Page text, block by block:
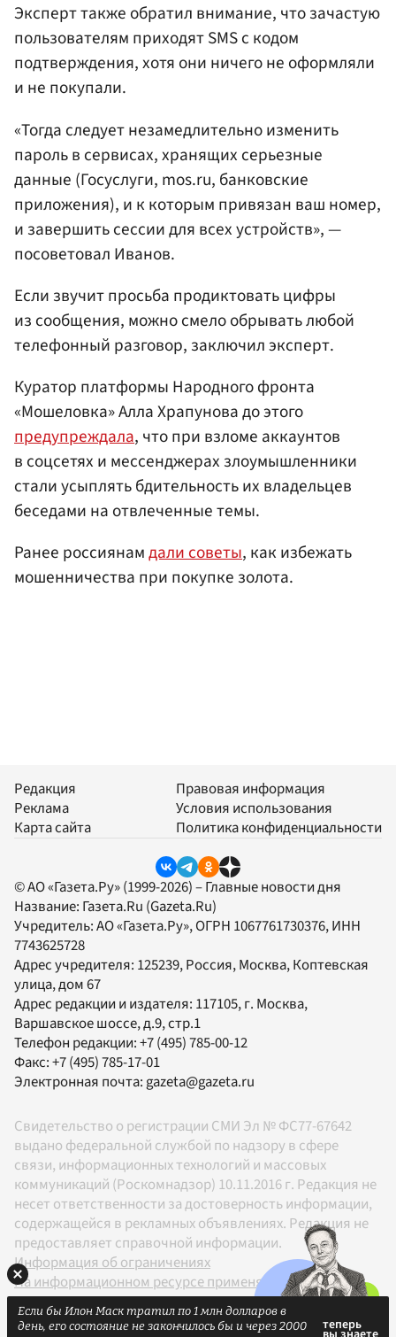
Эксперт также обратил внимание, что зачастую
пользователям приходят SMS с кодом
подтверждения, хотя они ничего не оформляли
и не покупали.
«Тогда следует незамедлительно изменить
пароль в сервисах, хранящих серьезные
данные (Госуслуги, mos.ru, банковские
приложения), и к которым привязан ваш номер,
и завершить сессии для всех устройств», —
посоветовал Иванов.
Если звучит просьба продиктовать цифры
из сообщения, можно смело обрывать любой
телефонный разговор, заключил эксперт.
Куратор платформы Народного фронта
«Мошеловка» Алла Храпунова до этого
предупреждала, что при взломе аккаунтов
в соцсетях и мессенджерах злоумышленники
стали усыплять бдительность их владельцев
беседами на отвлеченные темы.
Ранее россиянамдали советы, как избежать
мошенничества при покупке золота.
Редакция
Реклама
Карта сайта
Правовая информация
Условия использования
Политика конфиденциальности
© АО «Газета.Ру» (1999-2026) – Главные новости дня
Название: Газета.Ru (Gazeta.Ru)
Учредитель:АО «Газета.Ру», ОГРН 1067761730376, ИНН
7743625728
Адрес учредителя: 125239, Россия, Москва, Коптевская
улица, дом 67
Адрес редакции и издателя: 117105, г. Москва,
Варшавское шоссе, д.9, стр.1
Телефон редакции:+7 (495) 785-00-12
Факс:+7 (495) 785-17-01
Электронная почта: gazeta@gazeta.ru
Свидетельство о регистрации СМИ Эл № ФС77-67642
выдано федеральной службой по надзору в сфере
связи, информационных технологий и массовых
коммуникаций (Роскомнадзор) 10.11.2016 г. Редакция не
несет ответственности за достоверность информации,
содержащейся в рекламных объявлениях. Редакция не
предоставляет справочной информации.
Информация об ограничениях
На информационном ресурсе применяются
рекомендательные технологии в соответствии с
Правилами
Если бы Илон Маск тратил по 1 млн долларов в
день, его состояние не закончилось бы и через 2000